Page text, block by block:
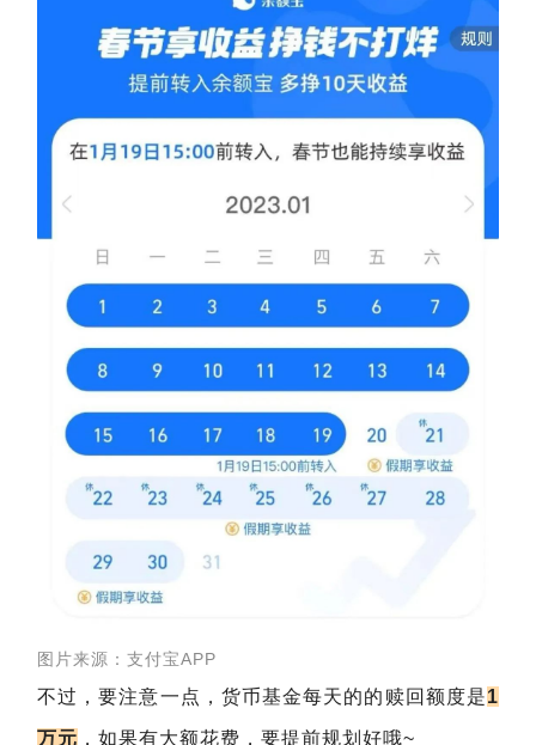
图片来源：支付宝APP
不过，要注意一点，货币基金每天的的赎回额度是1
万元 ，如果有大额花费，要提前规划好哦~